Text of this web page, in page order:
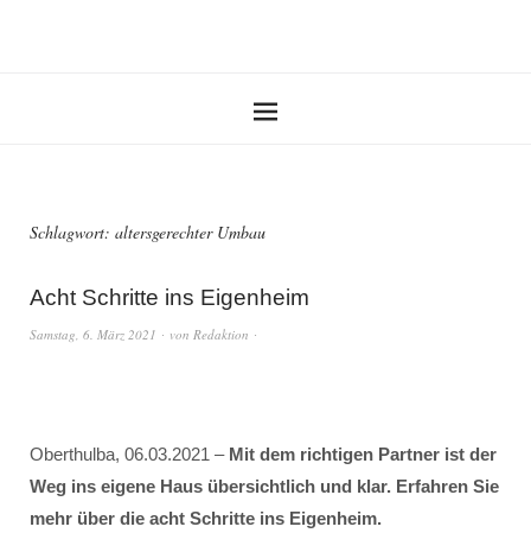
Schlagwort: altersgerechter Umbau
Acht Schritte ins Eigenheim
Samstag, 6. März 2021 von Redaktion
Oberthulba, 06.03.2021 – Mit dem richtigen Partner ist der
Weg ins eigene Haus übersichtlich und klar. Erfahren Sie
mehr über die acht Schritte ins Eigenheim.